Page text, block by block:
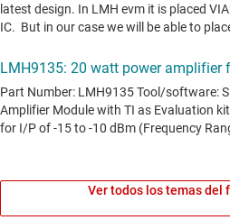
Ver todos los temas del